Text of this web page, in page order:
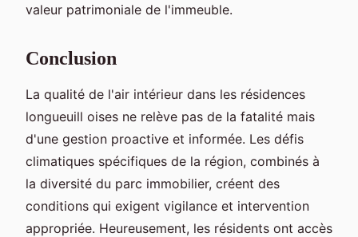
valeur patrimoniale de l'immeuble.
Conclusion
La qualité de l'air intérieur dans les résidences
longueuill oises ne relève pas de la fatalité mais
d'une gestion proactive et informée. Les défis
climatiques spécifiques de la région, combinés à
la diversité du parc immobilier, créent des
conditions qui exigent vigilance et intervention
appropriée. Heureusement, les résidents ont accès